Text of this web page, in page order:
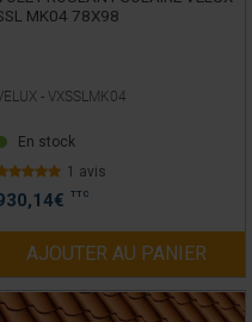
MK04 78X98
- VXSSLMK04
En stock
1 avis
€ TTC
AJOUTER AU PANIER